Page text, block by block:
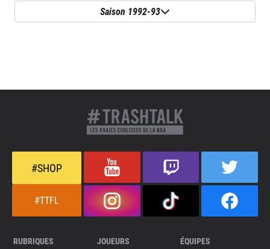
Saison 1992-93
#SHOP
#TTFL
RUBRIQUES
JOUEURS ÉQUIPES